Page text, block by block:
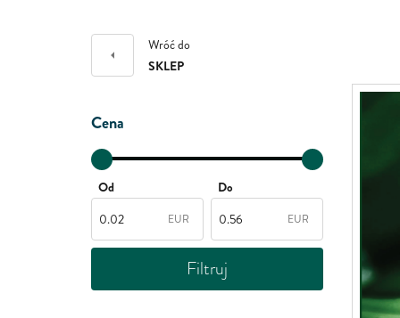
Wróć do
SKLEP
Cena
Od
EUR
Do
EUR